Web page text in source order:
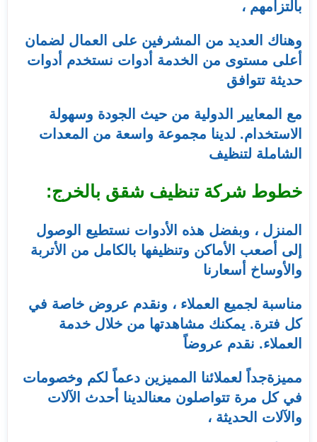
بالتزامهم ،
وهناك العديد من المشرفين على العمال لضمان
أعلى مستوى من الخدمة أدوات نستخدم أدوات
حديثة تتوافق
مع المعايير الدولية من حيث الجودة وسهولة
الاستخدام. لدينا مجموعة واسعة من المعدات
الشاملة لتنظيف
خطوط شركة تنظيف شقق بالخرج:
المنزل ، وبفضل هذه الأدوات نستطيع الوصول
إلى أصعب الأماكن وتنظيفها بالكامل من الأتربة
والأوساخ أسعارنا
مناسبة لجميع العملاء ، ونقدم عروض خاصة في
كل فترة. يمكنك مشاهدتها من خلال خدمة
العملاء. نقدم عروضاً
مميزةجداً لعملائنا المميزين دعماً لكم وخصومات
في كل مرة تتواصلون معنالدينا أحدث الآلات
والآلات الحديثة ،